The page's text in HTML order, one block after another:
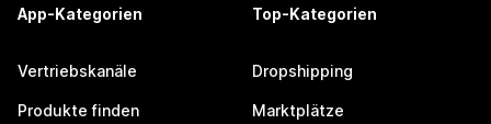
App-Kategorien
Vertriebskanäle
Produkte finden
Top-Kategorien
Dropshipping
Marktplätze